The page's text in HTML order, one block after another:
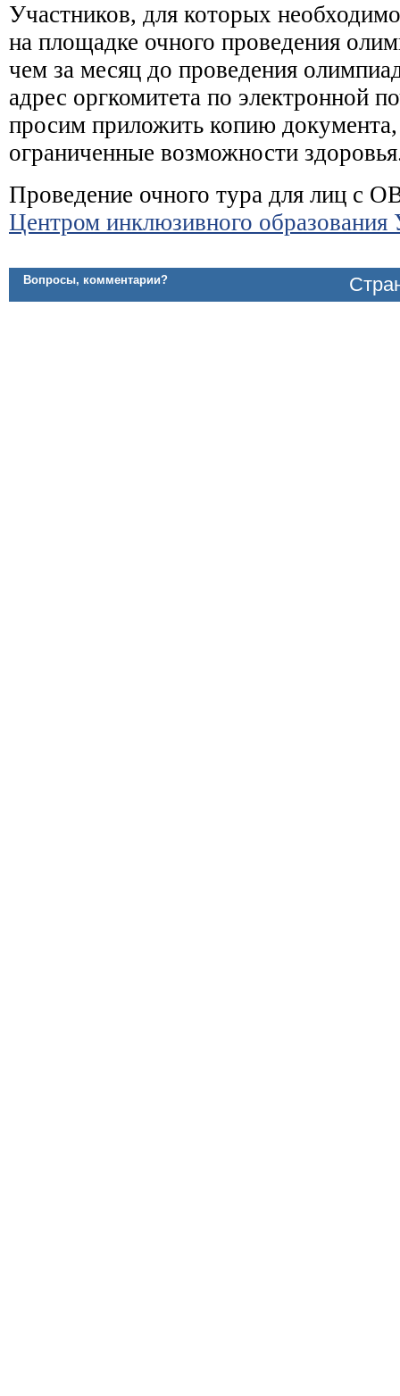
Участников, для которых
на площадке очного проведения
чем за месяц до проведения
адрес оргкомитета по электронной
просим приложить копию
ограниченные возможности
Проведение очного тура для лиц с
Центром инклюзивного
Вопросы, комментарии?